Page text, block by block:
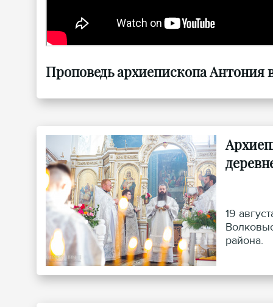
Проповедь архиепископа Антония
19
района.